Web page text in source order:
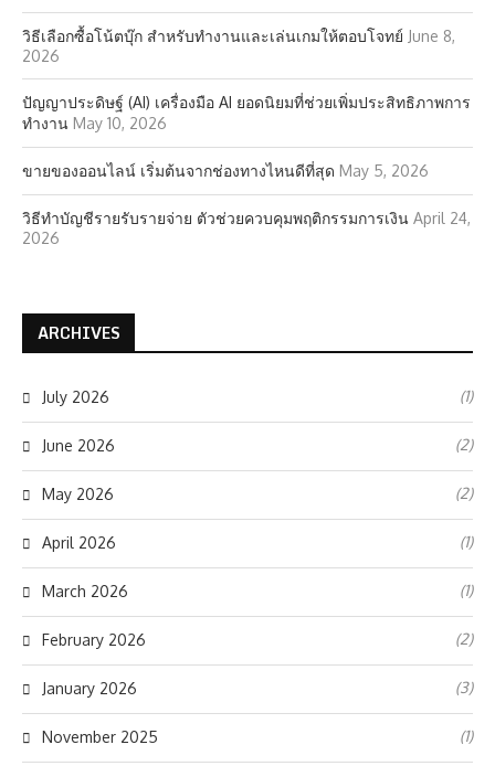
วิธีเลือกซื้อโน้ตบุ๊ก สำหรับทำงานและเล่นเกมให้ตอบโจทย์ June 8,
2026
ปัญญาประดิษฐ์ (AI) เครื่องมือ AI ยอดนิยมที่ช่วยเพิ่มประสิทธิภาพการ
ทำงาน May 10, 2026
ขายของออนไลน์ เริ่มต้นจากช่องทางไหนดีที่สุด May 5, 2026
วิธีทำบัญชีรายรับรายจ่าย ตัวช่วยควบคุมพฤติกรรมการเงิน April 24,
2026
ARCHIVES
July 2026 (1)
June 2026 (2)
May 2026 (2)
April 2026 (1)
March 2026 (1)
February 2026 (2)
January 2026 (3)
November 2025 (1)